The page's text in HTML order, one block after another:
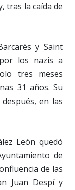
tras la caída de
y Saint
los nazis a
tres meses
31 años. Su
en las
León quedó
de
de las
Juan Despí y